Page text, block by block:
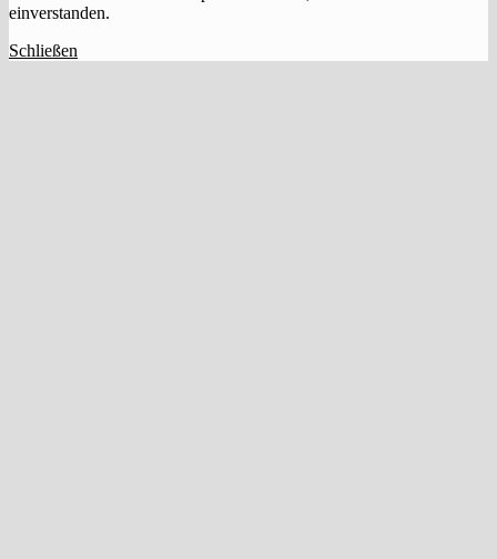
einverstanden.
Schließen